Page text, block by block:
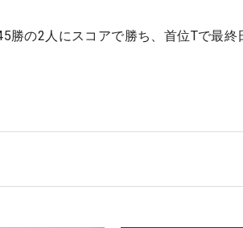
の2人にスコアで勝ち、首位Tで最終